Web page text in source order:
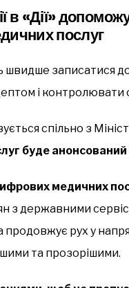
в «Дії»
послуг
записатися до
і контролювати
спільно з
буде
медичних
з державними
продовжує рух у
та прозорішими.